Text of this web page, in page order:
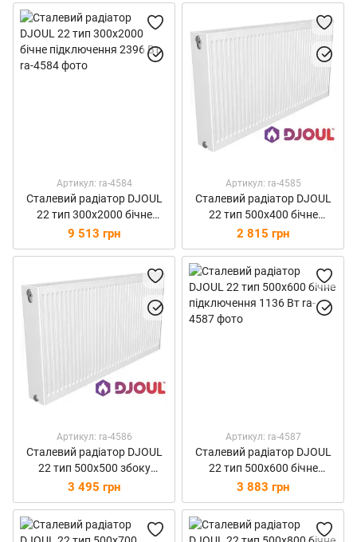
Артикул: ra-4584
Сталевий радіатор DJOUL
22 тип 300х2000 бічне
підключення 2396 Вт
9 513 грн
Артикул: ra-4585
Сталевий радіатор DJOUL
22 тип 500х400 бічне
підключення 758 Вт
2 815 грн
Артикул: ra-4586
Сталевий радіатор DJOUL
22 тип 500х500 збоку
підключення 947 Вт
3 495 грн
Артикул: ra-4587
Сталевий радіатор DJOUL
22 тип 500х600 бічне
підключення 1136 Вт
3 883 грн